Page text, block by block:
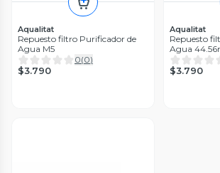
Aqualitat
Repuesto filtro Purificador de
Agua M5
0(0)
$3.790
Aqualitat
Repuesto
Agua
$3.790